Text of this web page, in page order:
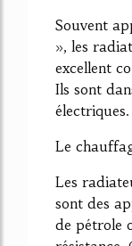
Souvent
», les
excellent
Ils sont
électriques.
Le
Les
sont des
de pétrole